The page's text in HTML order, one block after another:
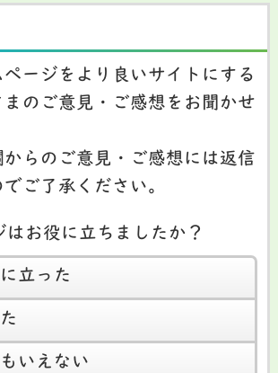
ージをより良いサイトにする
まのご意見・ご感想をお聞かせ
からのご意見・ご感想には返信
ご了承ください。
お役に立ちましたか？
立った
いえない